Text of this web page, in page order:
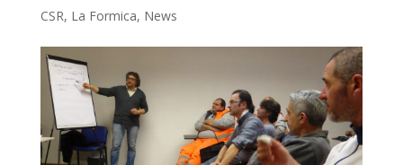
CSR, La Formica, News